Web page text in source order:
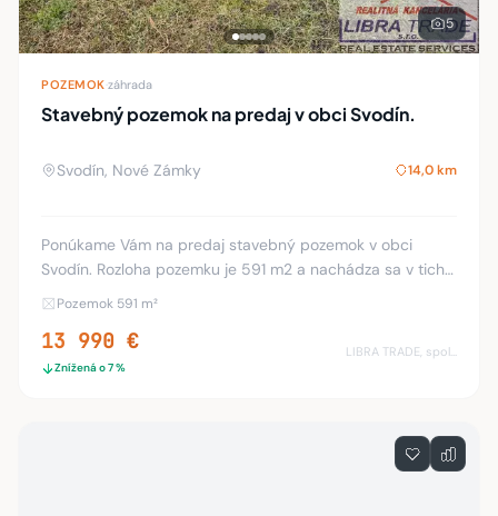
5
POZEMOK záhrada
Stavebný pozemok na predaj v obci Svodín.
Svodín, Nové Zámky 14,0 km
Ponúkame Vám na predaj stavebný pozemok v obci
Svodín. Rozloha pozemku je 591 m2 a nachádza sa v tichej
uličke neďaleko centra. Pozemok je priestranný, slnečný
Pozemok 591 m²
13 990 €
Znížená o 7 %